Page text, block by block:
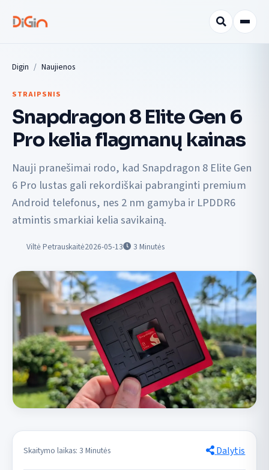
Digin Naujienos
STRAIPSNIS
Snapdragon 8 Elite Gen 6
Pro kelia flagmanų kainas
Nauji pranešimai rodo, kad Snapdragon 8 Elite Gen
6 Pro lustas gali rekordiškai pabranginti premium
Android telefonus, nes 2 nm gamyba ir LPDDR6
atmintis smarkiai kelia savikainą.
Viltė Petrauskaitė2026-05-13 3 Minutės
Skaitymo laikas: 3 Minutės Dalytis